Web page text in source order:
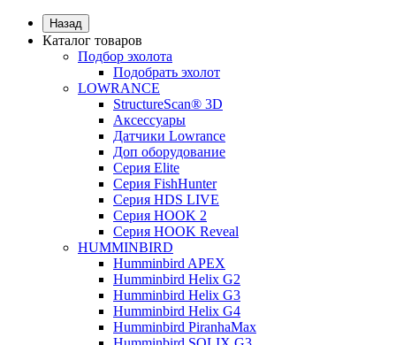
Назад
Каталог товаров
Подбор эхолота
Подобрать эхолот
LOWRANCE
StructureScan® 3D
Аксессуары
Датчики Lowrance
Доп оборудование
Серия Elite
Серия FishHunter
Серия HDS LIVE
Серия HOOK 2
Серия HOOK Reveal
HUMMINBIRD
Humminbird APEX
Humminbird Helix G2
Humminbird Helix G3
Humminbird Helix G4
Humminbird PiranhaMax